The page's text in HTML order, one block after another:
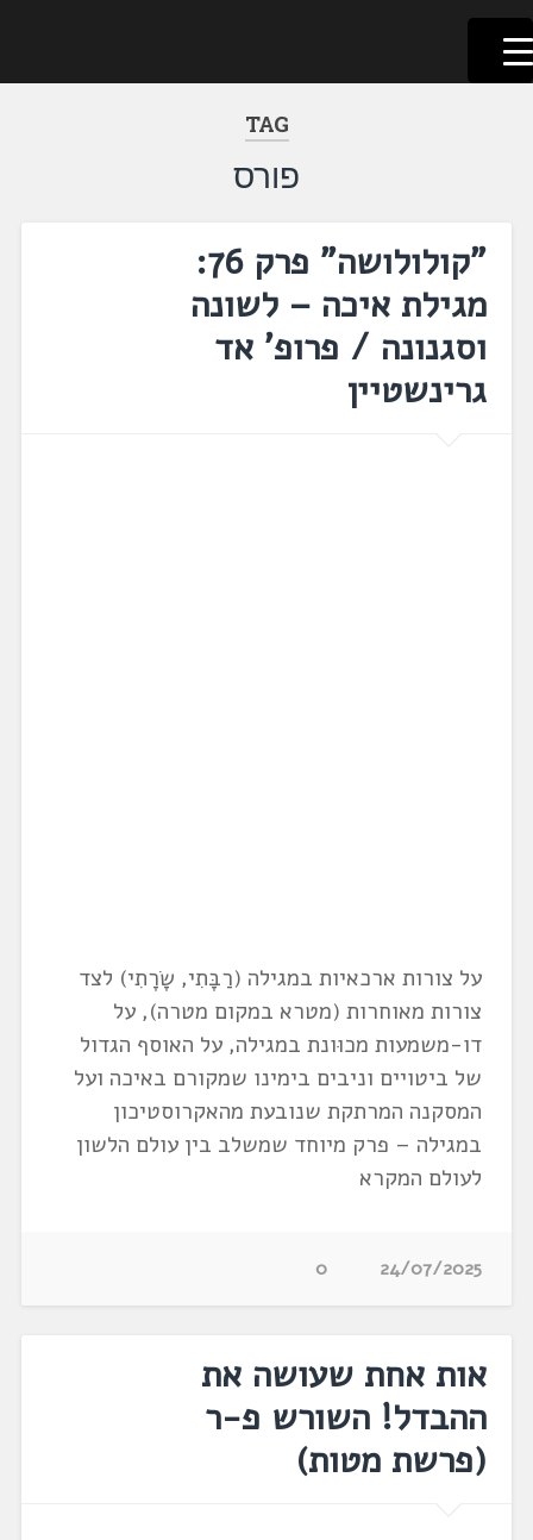
דלג
לתוכן
לשוניאדה
עברית. לשון. שפה
TAG
פורס
"קולולושה" פרק 76:
מגילת איכה – לשונה
וסגנונה / פרופ' אד
גרינשטיין
על צורות ארכאיות במגילה (רַבָּתִי, שָׂרָתִי) לצד
צורות מאוחרות (מטרא במקום מטרה), על
דו-משמעות מכוּונת במגילה, על האוסף הגדול
של ביטויים וניבים בימינו שמקורם באיכה ועל
המסקנה המרתקת שנובעת מהאקרוסטיכון
במגילה – פרק מיוחד שמשלב בין עולם הלשון
לעולם המקרא
24/07/2025
0
אות אחת שעושה את
ההבדל! השורש פ-ר
(פרשת מטות)